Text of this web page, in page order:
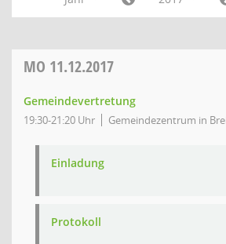
MO 11.12.2017
Gemeindevertretung
19:30-21:20 Uhr Gemeindezentrum in
Einladung
Protokoll